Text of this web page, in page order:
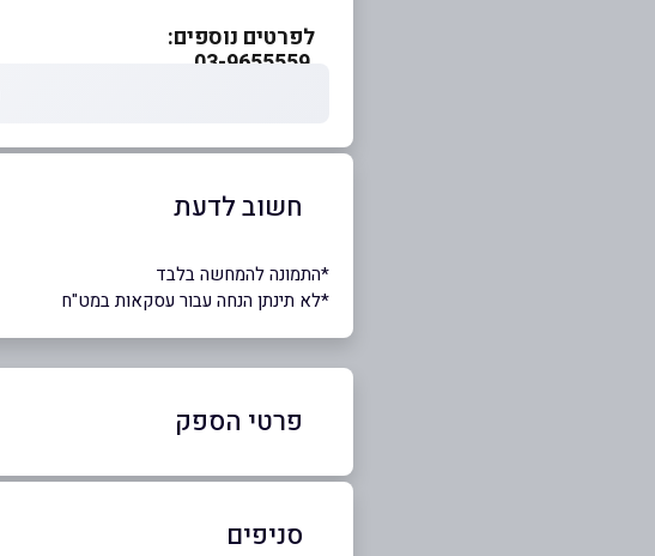
לפרטים נוספים:
חשוב לדעת
*התמונה להמחשה בלבד
*לא תינתן הנחה עבור עסקאות במט"ח
פרטי הספק
03-9655559
|
052-5899066
סניפים